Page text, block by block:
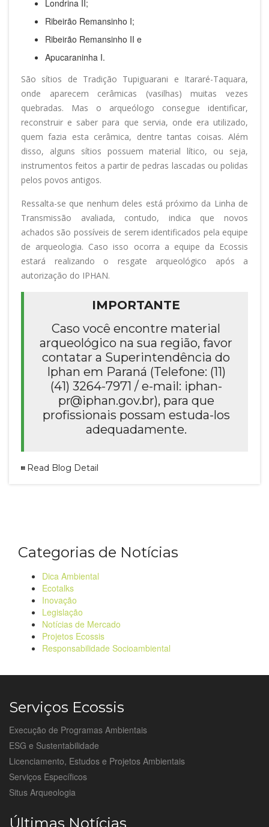
Londrina II;
Ribeirão Remansinho I;
Ribeirão Remansinho II e
Apucaraninha I.
São sítios de Tradição Tupiguarani e Itararé-Taquara,
onde aparecem cerâmicas (vasilhas) muitas vezes
quebradas. Mas o arqueólogo consegue identificar,
reconstruir e saber para que servia, onde era utilizado,
quem fazia esta cerâmica, dentre tantas coisas. Além
disso, alguns sítios possuem material lítico, ou seja,
instrumentos feitos a partir de pedras lascadas ou polidas
pelos povos antigos.
Ressalta-se que nenhum deles está próximo da Linha de
Transmissão avaliada, contudo, indica que novos
achados são possíveis de serem identificados pela equipe
de arqueologia. Caso isso ocorra a equipe da Ecossis
estará realizando o resgate arqueológico após a
autorização do IPHAN.
IMPORTANTE
Caso você encontre material
arqueológico na sua região, favor
contatar a Superintendência do
Iphan em Paraná (Telefone: (11)
(41) 3264-7971 / e-mail: iphan-
pr@iphan.gov.br), para que
profissionais possam estuda-los
adequadamente.
Read Blog Detail
Categorias de Notícias
Dica Ambiental
Ecotalks
Inovação
Legislação
Notícias de Mercado
Projetos Ecossis
Responsabilidade Socioambiental
Serviços Ecossis
Execução de Programas Ambientais
ESG e Sustentabilidade
Licenciamento, Estudos e Projetos Ambientais
Serviços Específicos
Situs Arqueologia
Últimas Notícias